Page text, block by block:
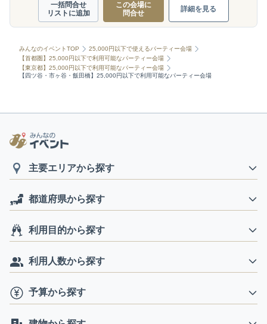
一括問合せ
リストに追加
この会場に
問合せ
詳細を見る
みんなのイベントTOP
25,000円以下で使えるパーティー会場
【首都圏】25,000円以下で利用可能なパーティー会場
【東京都】25,000円以下で利用可能なパーティー会場
【四ツ谷・市ヶ谷・飯田橋】25,000円以下で利用可能なパーティー会場
主要エリアから探す
都道府県から探す
利用目的から探す
利用人数から探す
予算から探す